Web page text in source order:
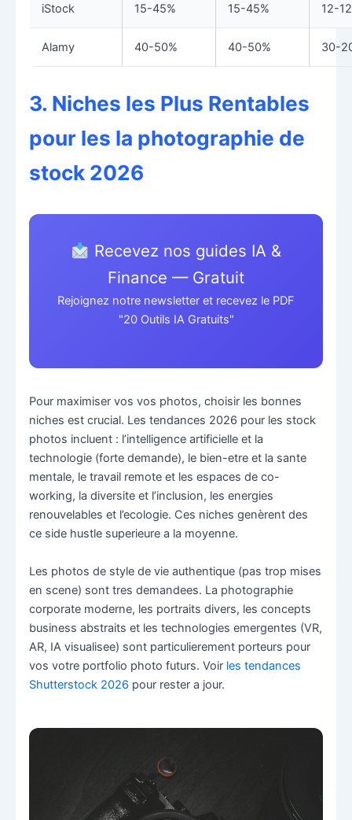
iStock 15-45% 15-45% 12-
Alamy 40-50% 40-50% 30-
3. Niches les Plus Rentables
pour les la photographie de
stock 2026
Recevez nos guides IA &
Finance — Gratuit
Rejoignez notre newsletter et recevez le PDF
"20 Outils IA Gratuits"
Pour maximiser vos vos photos, choisir les bonnes
niches est crucial. Les tendances 2026 pour les stock
photos incluent : l’intelligence artificielle et la
technologie (forte demande), le bien-etre et la sante
mentale, le travail remote et les espaces de co-
working, la diversite et l’inclusion, les energies
renouvelables et l’ecologie. Ces niches genèrent des
ce side hustle superieure a la moyenne.
Les photos de style de vie authentique (pas trop mises
en scene) sont tres demandees. La photographie
corporate moderne, les portraits divers, les concepts
business abstraits et les technologies emergentes (VR,
AR, IA visualisee) sont particulierement porteurs pour
vos votre portfolio photo futurs. Voir les tendances
Shutterstock 2026 pour rester a jour.